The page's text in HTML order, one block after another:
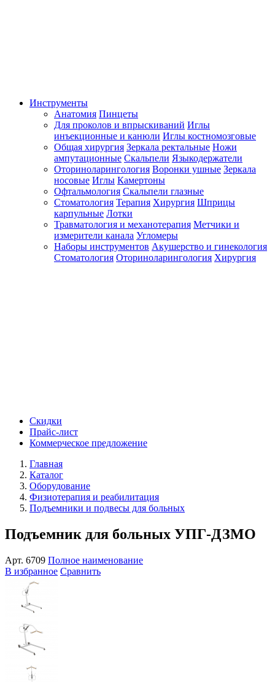
Инструменты
Анатомия Пинцеты
Для проколов и впрыскиваний Иглы
инъекционные и канюли Иглы костномозговые
Общая хирургия Зеркала ректальные Ножи
ампутационные Скальпели Языкодержатели
Оториноларингология Воронки ушные Зеркала
носовые Иглы Камертоны
Офтальмология Скальпели глазные
Стоматология Терапия Хирургия Шприцы
карпульные Лотки
Травматология и механотерапия Метчики и
измерители канала Угломеры
Наборы инструментов Акушерство и гинекология
Стоматология Оториноларингология Хирургия
Скидки
Прайс-лист
Коммерческое предложение
Главная
Каталог
Оборудование
Физиотерапия и реабилитация
Подъемники и подвесы для больных
Подъемник для больных УПГ-ДЗМО
Арт. 6709 Полное наименование
В избранное Сравнить